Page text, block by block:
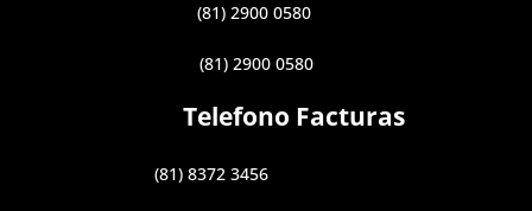
(81) 2900 0580
(81) 2900 0580
Telefono Facturas
(81) 8372 3456